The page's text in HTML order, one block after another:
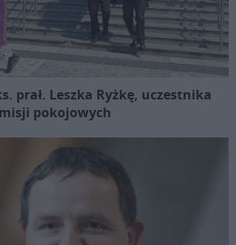
prał. Leszka Ryżkę, uczestnika
misji pokojowych